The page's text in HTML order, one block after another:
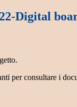
Digital
per consultare i